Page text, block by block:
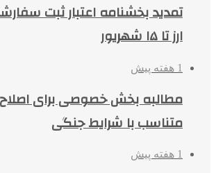
تمدید بخشنامه اعتبار ثبت
ارز تا ۱۵ شهریور
1 هفته پیش
مطالبه بخش خصوصی برای
متناسب با شرایط جنگی
1 هفته پیش